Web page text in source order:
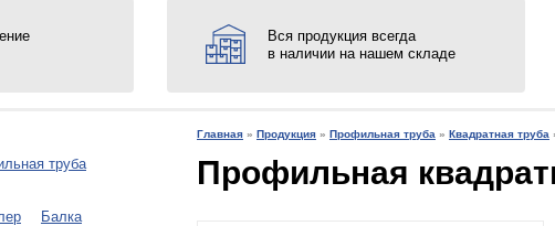
Вся продукция всегда
в наличии на нашем складе
труба
Балка
Главная » Продукция » Профильная труба » Квадратная труба
Профильная